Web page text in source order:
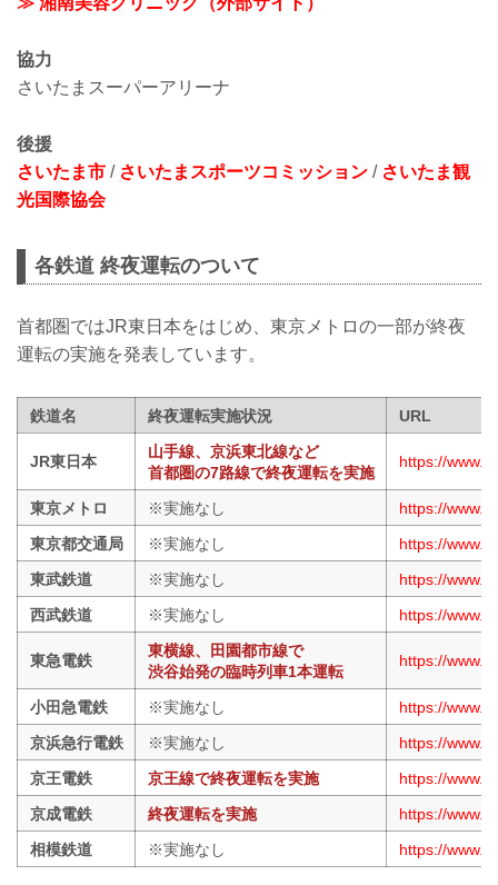
協力
さいたまスーパーアリーナ
後援
さいたま市 / さいたまスポーツコミッション / さいたま観
光国際協会
各鉄道 終夜運転のついて
首都圏ではJR東日本をはじめ、東京メトロの一部が終夜
運転の実施を発表しています。
鉄道名 終夜運転実施状況 URL
JR東日本
山手線、京浜東北線など
首都圏の7路線で終夜運転を実施
https://
東京メトロ ※実施なし
https://
東京都交通局
※実施なし
https://
東武鉄道
※実施なし
https://
西武鉄道
※実施なし https://
東急電鉄
東横線、田園都市線で
渋谷始発の臨時列車1本運転
https://
小田急電鉄 ※実施なし
https://
京浜急行電鉄
※実施なし
https://
京王電鉄
京王線で終夜運転を実施
https://
京成電鉄
終夜運転を実施
https://
相模鉄道
※実施なし https://